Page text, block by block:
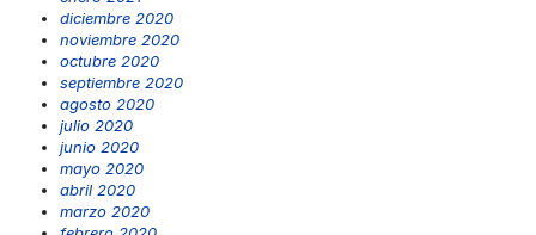
diciembre 2020
noviembre 2020
octubre 2020
septiembre 2020
agosto 2020
julio 2020
junio 2020
mayo 2020
abril 2020
marzo 2020